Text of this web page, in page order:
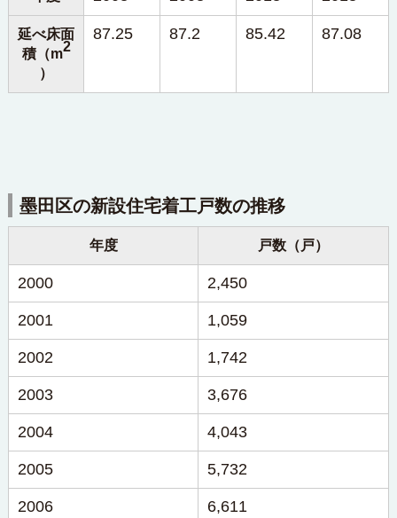
延べ床面
積（m2
）
87.25 87.2 85.42 87.08
墨田区の新設住宅着工戸数の推移
年度 戸数（戸）
2000 2,450
2001 1,059
2002 1,742
2003 3,676
2004 4,043
2005 5,732
2006 6,611